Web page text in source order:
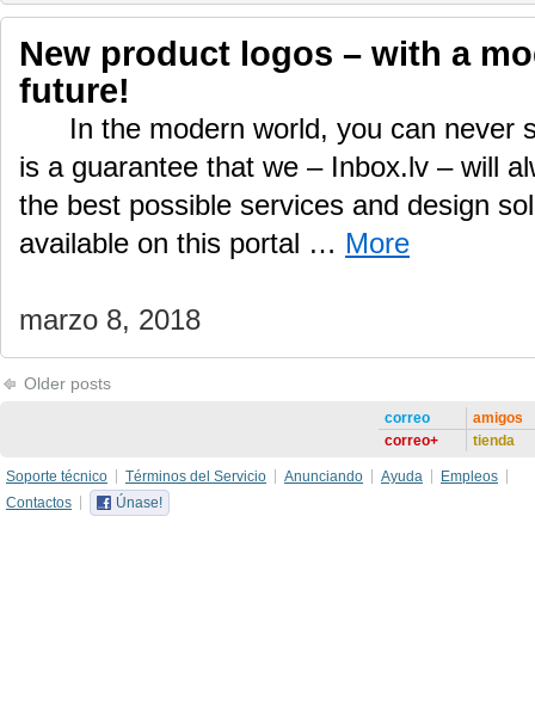
New product logos – with a
future!
In the modern world, you can never
is a guarantee that we – Inbox.lv – will
the best possible services and design
available on this portal … More
marzo 8, 2018
Older posts
correo
correo+
amigos
tienda
Soporte técnico Términos del Servicio Anunciando Ayuda
Empleos
Contactos
Únase!